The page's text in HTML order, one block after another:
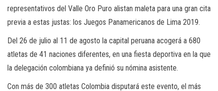
representativos del Valle Oro Puro alistan maleta para una gran cita
previa a estas justas: los Juegos Panamericanos de Lima 2019.
Del 26 de julio al 11 de agosto la capital peruana acogerá a 680
atletas de 41 naciones diferentes, en una fiesta deportiva en la que
la delegación colombiana ya definió su nómina asistente.
Con más de 300 atletas Colombia disputará este evento, el más